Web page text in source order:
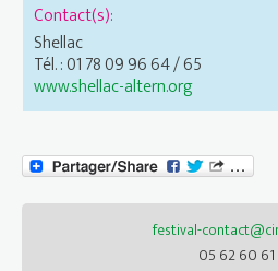
Contact(s):
Shellac
Tél. : 01 78 09 96 64 / 65
www.shellac-altern.org
festival-
05 62 60 61